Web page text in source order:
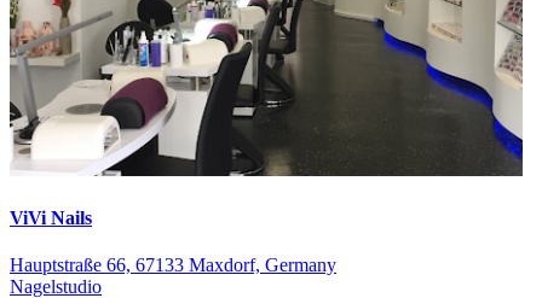
ViVi Nails
Hauptstraße 66, 67133 Maxdorf, Germany
Nagelstudio